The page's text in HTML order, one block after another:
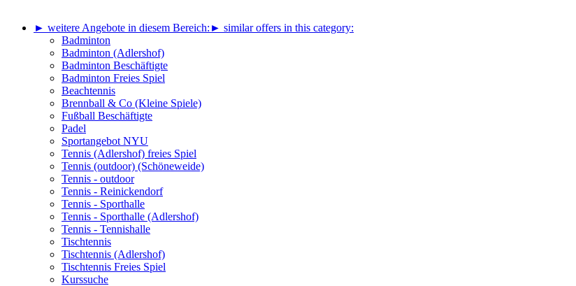
► weitere Angebote in diesem Bereich: ► similar offers in this category:
Badminton
Badminton (Adlershof)
Badminton Beschäftigte
Badminton Freies Spiel
Beachtennis
Brennball & Co (Kleine Spiele)
Fußball Beschäftigte
Padel
Sportangebot NYU
Tennis (Adlershof) freies Spiel
Tennis (outdoor) (Schöneweide)
Tennis - outdoor
Tennis - Reinickendorf
Tennis - Sporthalle
Tennis - Sporthalle (Adlershof)
Tennis - Tennishalle
Tischtennis
Tischtennis (Adlershof)
Tischtennis Freies Spiel
Kurssuche